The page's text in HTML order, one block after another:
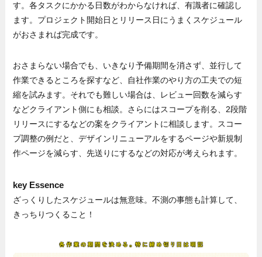
す。各タスクにかかる日数がわからなければ、有識者に確認し
ます。プロジェクト開始日とリリース日にうまくスケジュール
がおさまれば完成です。
おさまらない場合でも、いきなり予備期間を消さず、並行して
作業できるところを探すなど、自社作業のやり方の工夫での短
縮を試みます。それでも難しい場合は、レビュー回数を減らす
などクライアント側にも相談。さらにはスコープを削る、2段階
リリースにするなどの案をクライアントに相談します。スコー
プ調整の例だと、デザインリニューアルをするページや新規制
作ページを減らす、先送りにするなどの対応が考えられます。
key Essence
ざっくりしたスケジュールは無意味。不測の事態も計算して、
きっちりつくること！